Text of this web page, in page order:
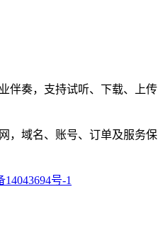
伴奏，支持试听、下载、上传
，域名、账号、订单及服务保
14043694号-1